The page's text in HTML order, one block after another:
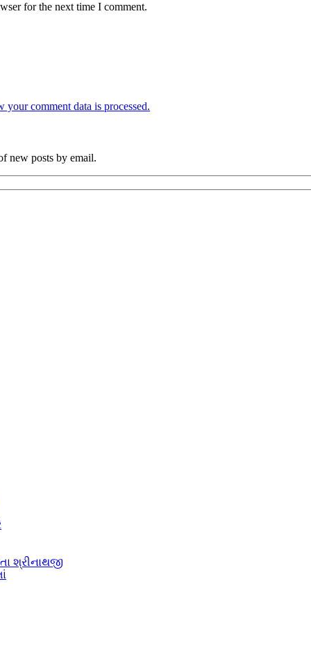
for the next time I comment.
your comment data is processed.
new posts by email.
શ્રીનાથજી